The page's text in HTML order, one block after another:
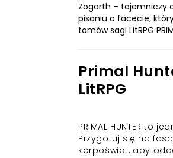
Zogarth – tajemniczy
pisaniu o facecie,
tomów sagi LitRPG
Primal
LitRPG
PRIMAL HUNTER to
Przygotuj się na
korpoświat, aby